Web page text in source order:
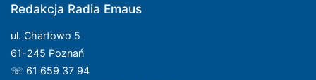
Redakcja Radia Emaus
ul. Chartowo 5
61-245 Poznań
☏ 61 659 37 94